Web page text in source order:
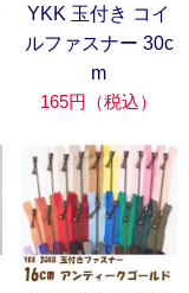
YKK 玉付き コイ
ルファスナー 30c
m
165円（税込）